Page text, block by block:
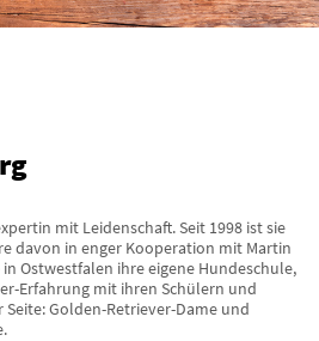
mit Leidenschaft. Seit 1998 ist sie
davon in enger Kooperation mit Martin
Ostwestfalen ihre eigene Hundeschule,
Erfahrung mit ihren Schülern und
Golden-Retriever-Dame und